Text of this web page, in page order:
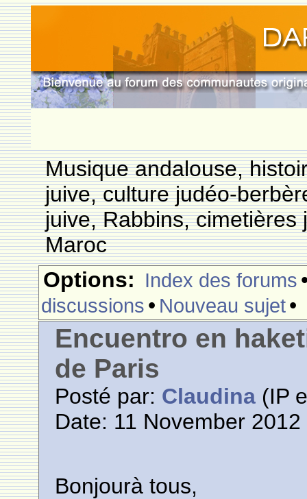
Musique andalouse,
juive, culture judéo-
juive, Rabbins,
Maroc
Options: Index des forums
discussions • Nouveau sujet•
Encuentro en
de Paris
Posté par: Claudina (IP
Date: 11 November 2012
Bonjourà tous,